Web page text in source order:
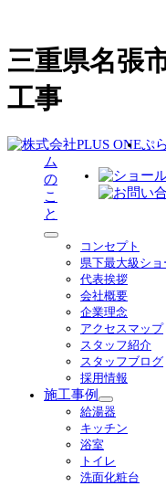
三重県名張
工事
ぷ
ム
の
こ
と
サ
コンセプト
県下最大級シ
代表挨拶
会社概要
企業理念
アクセスマップ
スタッフ紹介
スタッフブログ
採用情報
施工事例
サ
ブ
ニ
ュ
給湯器
キッチン
浴室
トイレ
洗面化粧台